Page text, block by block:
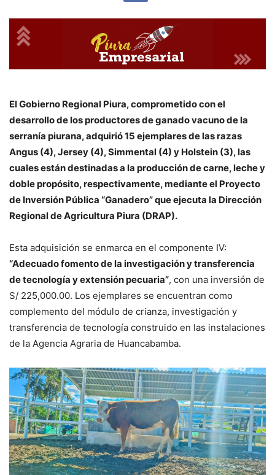
El Gobierno Regional Piura, comprometido con el
desarrollo de los productores de ganado vacuno de la
serranía piurana, adquirió 15 ejemplares de las razas
Angus (4), Jersey (4), Simmental (4) y Holstein (3), las
cuales están destinadas a la producción de carne, leche y
doble propósito, respectivamente, mediante el Proyecto
de Inversión Pública “Ganadero” que ejecuta la Dirección
Regional de Agricultura Piura (DRAP).
Esta adquisición se enmarca en el componente IV:
“Adecuado fomento de la investigación y transferencia
de tecnología y extensión pecuaria”, con una inversión de
S/ 225,000.00. Los ejemplares se encuentran como
complemento del módulo de crianza, investigación y
transferencia de tecnología construido en las instalaciones
de la Agencia Agraria de Huancabamba.